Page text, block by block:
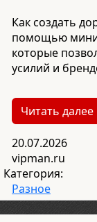
Как создать
помощью
которые
усилий и
Читать далее
20.07.2026
vipman.ru
Категория:
Разное